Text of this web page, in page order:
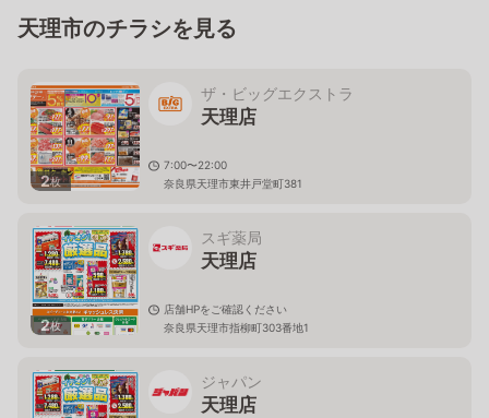
天理市のチラシを見る
2枚
ザ・ビッグエクストラ
天理店
7:00〜22:00
奈良県天理市東井戸堂町381
2枚
スギ薬局
天理店
店舗HPをご確認ください
奈良県天理市指柳町303番地1
ジャパン
天理店